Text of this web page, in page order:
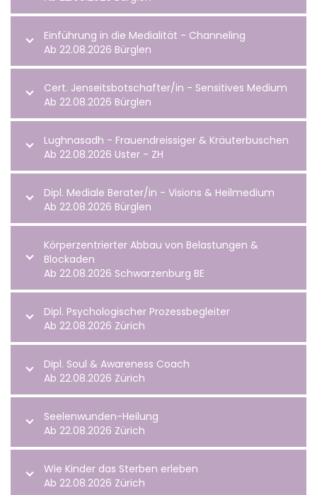
Einführung in die Medialität - Channeling
Ab 22.08.2026 Bürglen
Cert. Jenseitsbotschafter/in - Sensitives Medium
Ab 22.08.2026 Bürglen
Lughnasadh - Frauendreissiger & Kräuterbuschen
Ab 22.08.2026 Uster - ZH
Dipl. Mediale Berater/in - Visions & Heilmedium
Ab 22.08.2026 Bürglen
Körperzentrierter Abbau von Belastungen &
Blockaden
Ab 22.08.2026 Schwarzenburg BE
Dipl. Psychologischer Prozessbegleiter
Ab 22.08.2026 Zürich
Dipl. Soul & Awareness Coach
Ab 22.08.2026 Zürich
Seelenwunden-Heilung
Ab 22.08.2026 Zürich
Wie Kinder das Sterben erleben
Ab 22.08.2026 Zürich